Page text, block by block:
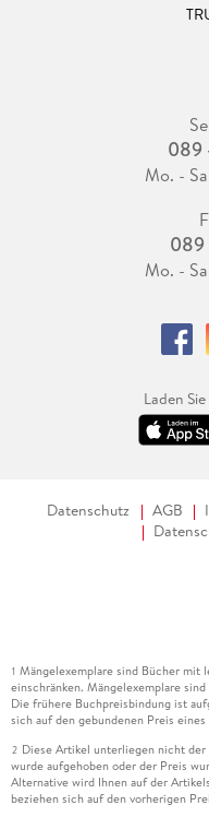
089
Mo. -
089
Mo. -
Laden
Datenschutz AGB
1 Mängelexemplare sind Bücher mit
einschränken. Mängelexemplare
Die frühere Buchpreisbindung ist
sich auf den gebundenen Preis
2 Diese Artikel unterliegen nicht
wurde aufgehoben oder der Preis
Alternative wird Ihnen auf der
beziehen sich auf den vorherigen